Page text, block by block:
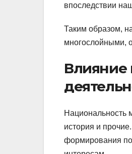
впоследствии
Таким образом,
многослойными,
Влияние
Национальность
история и
формирования